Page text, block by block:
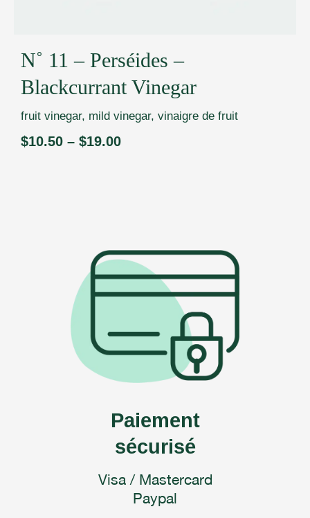
N˚ 11 – Perséides –
Blackcurrant Vinegar
fruit vinegar, mild vinegar, vinaigre de fruit
$10.50 – $19.00Price
Paiement
sécurisé
Visa / Mastercard
Paypal